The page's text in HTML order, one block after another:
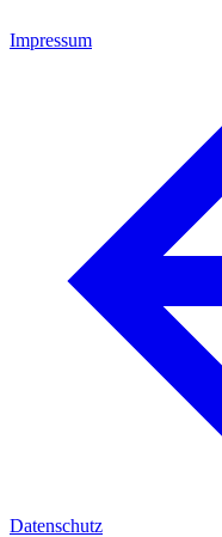
Impressum
Datenschutz